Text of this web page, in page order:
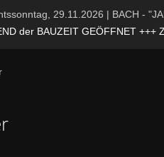
29.11.2026 | BACH -
der BAUZEIT GEÖFFNET +++